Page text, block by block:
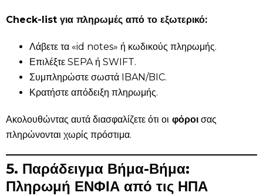
Check-list για πληρωμές από το εξωτερικό:
Λάβετε τα «id notes» ή κωδικούς πληρωμής.
Επιλέξτε SEPA ή SWIFT.
Συμπληρώστε σωστά IBAN/BIC.
Κρατήστε απόδειξη πληρωμής.
Ακολουθώντας αυτά διασφαλίζετε ότι οι φόροι σας
πληρώνονται χωρίς πρόστιμα.
5. Παράδειγμα Βήμα-Βήμα:
Πληρωμή ΕΝΦΙΑ από τις ΗΠΑ